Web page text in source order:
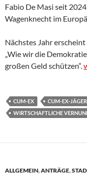
Fabio De Masi seit
Wagenknecht im
Nächstes Jahr
„Wie wir die
großen Geld schützen“.
CUM-EX CUM-EX-JÄGER
WIRTSCHAFTLICHE
ALLGEMEIN,ANTRÄGE,